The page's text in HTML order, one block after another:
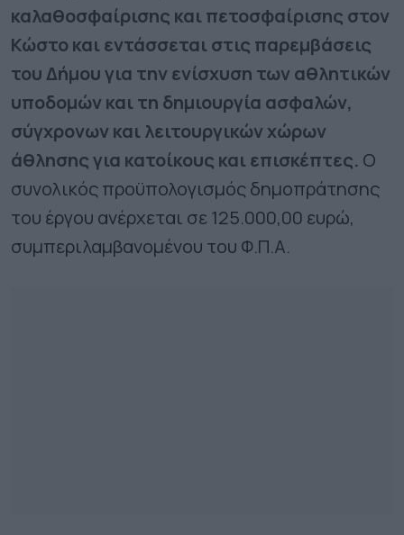
καλαθοσφαίρισης και πετοσφαίρισης στον
Κώστο και εντάσσεται στις παρεμβάσεις
του Δήμου για την ενίσχυση των αθλητικών
υποδομών και τη δημιουργία ασφαλών,
σύγχρονων και λειτουργικών χώρων
άθλησης για κατοίκους και επισκέπτες. Ο
συνολικός προϋπολογισμός δημοπράτησης
του έργου ανέρχεται σε 125.000,00 ευρώ,
συμπεριλαμβανομένου του Φ.Π.Α.